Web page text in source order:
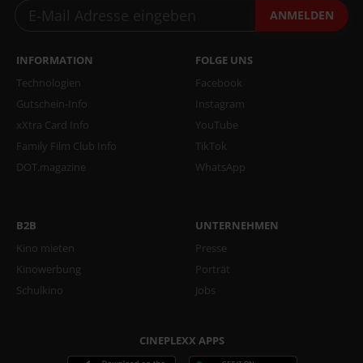
ANMELDEN
INFORMATION
Technologien
Gutschein-Info
xXtra Card Info
Family Film Club Info
DOT.magazine
FOLGE UNS
Facebook
Instagram
YouTube
TikTok
WhatsApp
B2B
Kino mieten
Kinowerbung
Schulkino
UNTERNEHMEN
Presse
Porträt
Jobs
CINEPLEXX APPS